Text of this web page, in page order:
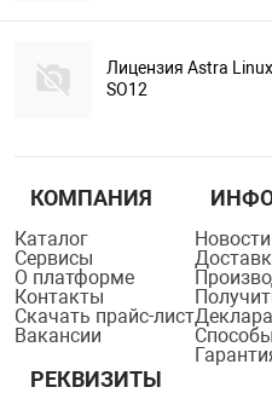
Лицензия Astra
SO12
КОМПАНИЯ
Каталог
Сервисы
О платформе
Контакты
Скачать прайс-лист
Вакансии
Новости
РЕКВИЗИТЫ